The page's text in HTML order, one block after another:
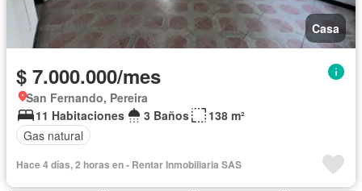
Casa
$ 7.000.000/mes
San Fernando, Pereira
11 Habitaciones
3 Baños
138 m²
Gas natural
Hace 4 días, 2 horas en - Rentar Inmobiliaria SAS